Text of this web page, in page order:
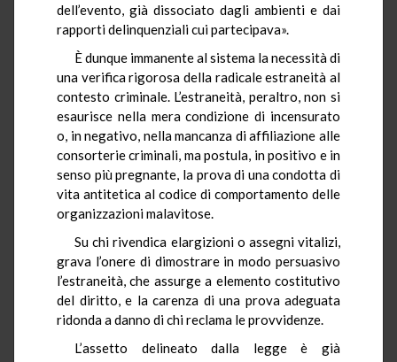
dell’evento, già dissociato dagli ambienti e dai
rapporti delinquenziali cui partecipava».
È dunque immanente al sistema la necessità di
una verifica rigorosa della radicale estraneità al
contesto criminale. L’estraneità, peraltro, non si
esaurisce nella mera condizione di incensurato
o, in negativo, nella mancanza di affiliazione alle
consorterie criminali, ma postula, in positivo e in
senso più pregnante, la prova di una condotta di
vita antitetica al codice di comportamento delle
organizzazioni malavitose.
Su chi rivendica elargizioni o assegni vitalizi,
grava l’onere di dimostrare in modo persuasivo
l’estraneità, che assurge a elemento costitutivo
del diritto, e la carenza di una prova adeguata
ridonda a danno di chi reclama le provvidenze.
L’assetto delineato dalla legge è già